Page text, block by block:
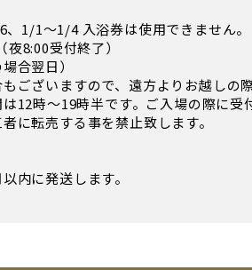
1/1～1/4 入浴券は使用できません。
8:00受付終了）
合翌日）
ございますので、遠方よりお越しの
12時～19時半です。ご入場の際に受
に転売する事を禁止致します。
内に発送します。